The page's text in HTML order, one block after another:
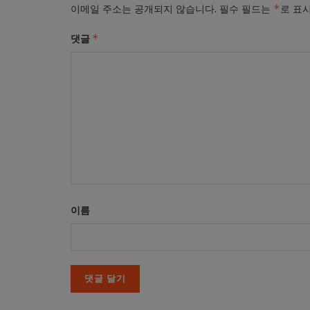
이메일 주소는 공개되지 않습니다. 필수 필드는 *로 표
댓글 *
이름